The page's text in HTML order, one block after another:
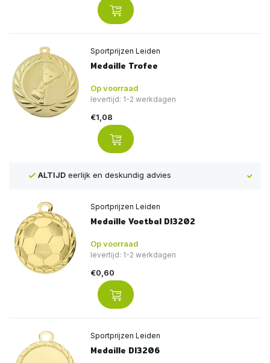
Sportprijzen Leiden
Medaille Trofee
Op voorraad
levertijd: 1-2 werkdagen
€1,08
Voor16:00 besteld, is VANDAAG
Sportprijzen Leiden
Medaille Voetbal DI3202
Op voorraad
levertijd: 1-2 werkdagen
€0,60
Sportprijzen Leiden
Medaille DI3206